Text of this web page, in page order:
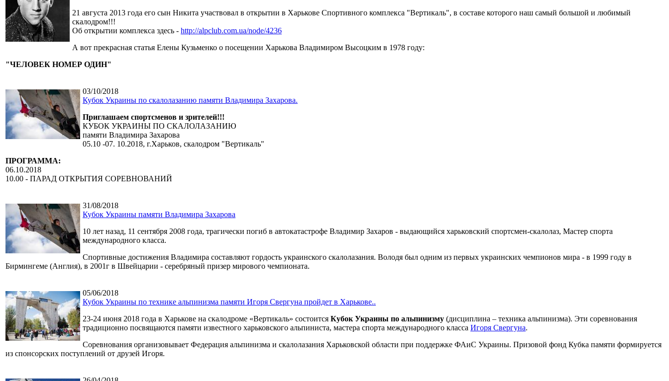
21 августа 2013 года его сын Никита участвовал в открытии в Харькове Спортивного комплекса "Вертикаль", в составе которого наш самый большой и любимый
скалодром!!!
Об открытии комплекса здесь - http://alpclub.com.ua/node/4236
А вот прекрасная статья Елены Кузьменко о посещении Харькова Владимиром Высоцким в 1978 году:
"ЧЕЛОВЕК НОМЕР ОДИН"
03/10/2018
Кубок Украины по скалолазанию памяти Владимира Захарова.
Приглашаем спортсменов и зрителей!!!
КУБОК УКРАИНЫ ПО СКАЛОЛАЗАНИЮ
памяти Владимира Захарова
05.10 -07. 10.2018, г.Харьков, скалодром "Вертикаль"
ПРОГРАММА:
06.10.2018
10.00 - ПАРАД ОТКРЫТИЯ СОРЕВНОВАНИЙ
31/08/2018
Кубок Украины памяти Владимира Захарова
10 лет назад, 11 сентября 2008 года, трагически погиб в автокатастрофе Владимир Захаров - выдающийся харьковский спортсмен-скалолаз, Мастер спорта
международного класса.
Спортивные достижения Владимира составляют гордость украинского скалолазания. Володя был одним из первых украинских чемпионов мира - в 1999 году в
Бирмингеме (Англия), в 2001г в Швейцарии - серебряный призер мирового чемпионата.
05/06/2018
Кубок Украины по технике альпинизма памяти Игоря Свергуна пройдет в Харькове..
23-24 июня 2018 года в Харькове на скалодроме «Вертикаль» состоится Кубок Украины по альпинизму (дисциплина – техника альпинизма). Эти соревнования
традиционно посвящаются памяти известного харьковского альпиниста, мастера спорта международного класса Игоря Свергуна.
Соревнования организовывает Федерация альпинизма и скалолазания Харьковской области при поддержке ФАиС Украины. Призовой фонд Кубка памяти формируется
из спонсорских поступлений от друзей Игоря.